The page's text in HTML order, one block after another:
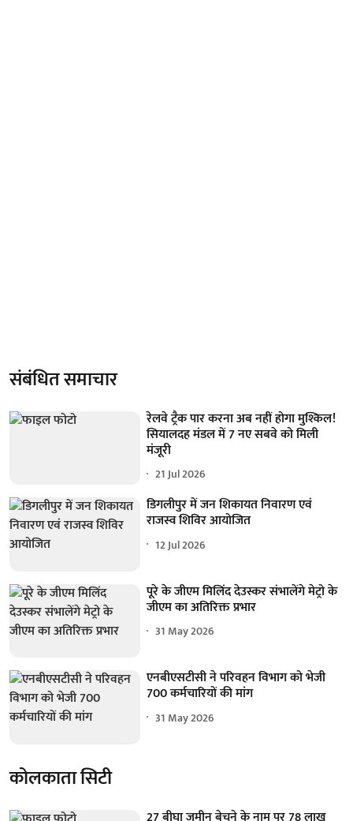
संबंधित समाचार
रेलवे ट्रैक पार करना अब नहीं होगा मुश्किल!
सियालदह मंडल में 7 नए सबवे को मिली
मंजूरी
21 Jul 2026
डिगलीपुर में जन शिकायत निवारण एवं
राजस्व शिविर आयोजित
12 Jul 2026
पूरे के जीएम मिलिंद देउस्कर संभालेंगे मेट्रो के
जीएम का अतिरिक्त प्रभार
31 May 2026
एनबीएसटीसी ने परिवहन विभाग को भेजी
700 कर्मचारियों की मांग
31 May 2026
कोलकाता सिटी